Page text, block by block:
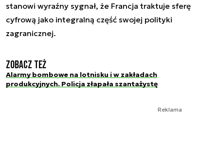
stanowi wyraźny sygnał, że Francja traktuje sferę
cyfrową jako integralną część swojej polityki
zagranicznej.
Zobacz też
Alarmy bombowe na lotnisku i w zakładach
produkcyjnych. Policja złapała szantażystę
Reklama